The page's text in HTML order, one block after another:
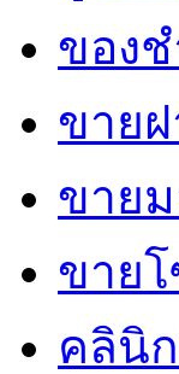
ของ
ขาย
ขาย
ขาย
คลินิ